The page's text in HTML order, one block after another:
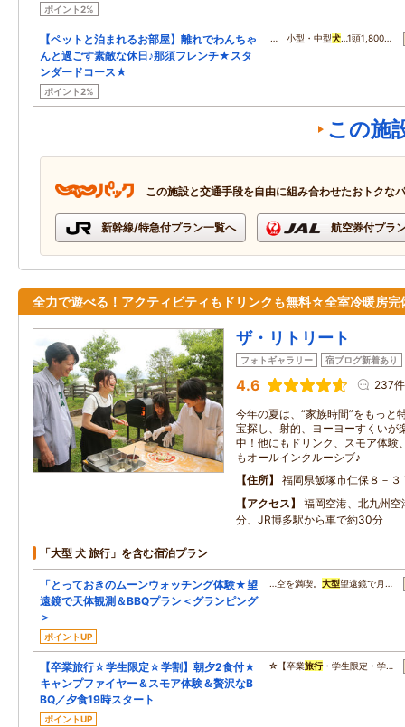
ポイント2%
【ペットと泊まれるお部屋】離れでわんちゃ
んと過ごす素敵な休日♪那須フレンチ★スタ
ンダードコース★
ポイント2%
… 小型・中型犬…1頭1,800…
この施
この施設と交通手段を自由に組み合わせたおトクな
新幹線/特急付プラン一覧へ 航空券付プラ
全力で遊べる！アクティビティもドリンクも無料☆全室冷暖房完
ザ・リトリート
フォトギャラリー 宿ブログ新着あり
4.6 237件
今年の夏は、“家族時間”をもっと
宝探し、射的、ヨーヨーすくいが
中！他にもドリンク、スモア体験
もオールインクルーシブ♪
住所
福岡県飯塚市仁保８－３
アクセス
福岡空港、北九州
分、JR博多駅から車で約30分
「大型 犬 旅行」を含む宿泊プラン
「とっておきのムーンウォッチング体験★望
遠鏡で天体観測＆BBQプラン＜グランピング
＞
ポイントUP
…空を満喫。 大型望遠鏡で月…
【卒業旅行☆学生限定☆学割】朝夕2食付★
キャンプファイヤー＆スモア体験＆贅沢なB
BQ／夕食19時スタート
ポイントUP
☆【卒業旅行・学生限定・学…